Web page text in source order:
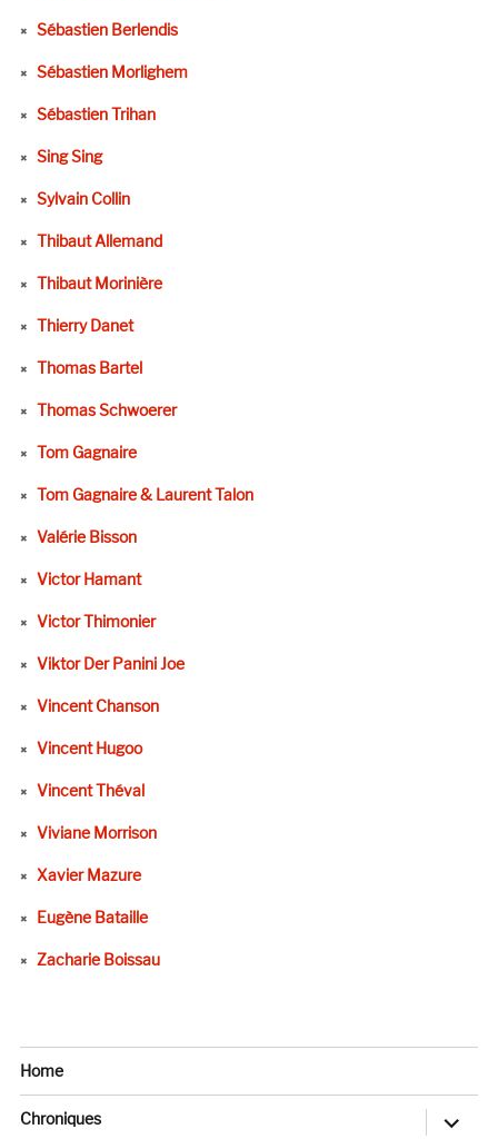
Sébastien Berlendis
Sébastien Morlighem
Sébastien Trihan
Sing Sing
Sylvain Collin
Thibaut Allemand
Thibaut Morinière
Thierry Danet
Thomas Bartel
Thomas Schwoerer
Tom Gagnaire
Tom Gagnaire & Laurent Talon
Valérie Bisson
Victor Hamant
Victor Thimonier
Viktor Der Panini Joe
Vincent Chanson
Vincent Hugoo
Vincent Théval
Viviane Morrison
Xavier Mazure
Eugène Bataille
Zacharie Boissau
Home
Chroniques
ouvrir